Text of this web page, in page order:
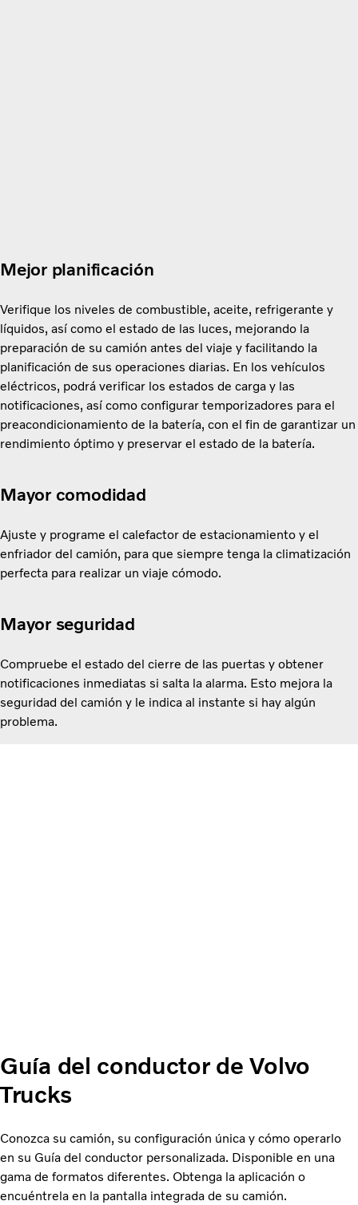
Mejor planificación
Verifique los niveles de combustible, aceite, refrigerante y
líquidos, así como el estado de las luces, mejorando la
preparación de su camión antes del viaje y facilitando la
planificación de sus operaciones diarias. En los vehículos
eléctricos, podrá verificar los estados de carga y las
notificaciones, así como configurar temporizadores para el
preacondicionamiento de la batería, con el fin de garantizar un
rendimiento óptimo y preservar el estado de la batería.
Mayor comodidad
Ajuste y programe el calefactor de estacionamiento y el
enfriador del camión, para que siempre tenga la climatización
perfecta para realizar un viaje cómodo.
Mayor seguridad
Compruebe el estado del cierre de las puertas y obtener
notificaciones inmediatas si salta la alarma. Esto mejora la
seguridad del camión y le indica al instante si hay algún
problema.
Guía del conductor de Volvo
Trucks
Conozca su camión, su configuración única y cómo operarlo
en su Guía del conductor personalizada. Disponible en una
gama de formatos diferentes. Obtenga la aplicación o
encuéntrela en la pantalla integrada de su camión.